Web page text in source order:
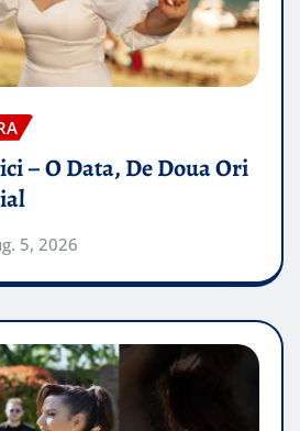
– O Data, De Doua Ori
5, 2026